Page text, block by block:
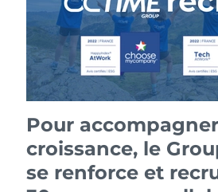
Pour
croissance, le
se renforce et